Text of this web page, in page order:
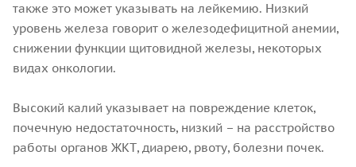
также это может указывать на лейкемию. Низкий
уровень железа говорит о железодефицитной анемии,
снижении функции щитовидной железы, некоторых
видах онкологии.
Высокий калий указывает на повреждение клеток,
почечную недостаточность, низкий – на расстройство
работы органов ЖКТ, диарею, рвоту, болезни почек.